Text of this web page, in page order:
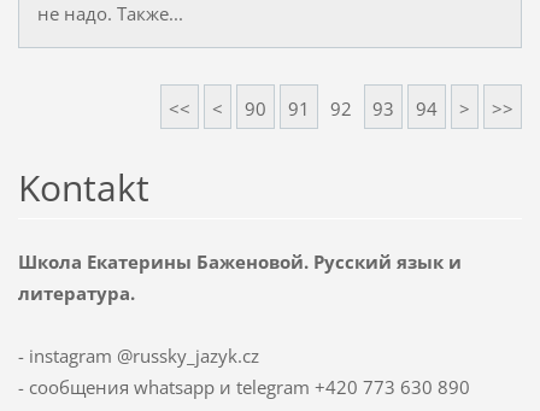
не надо. Также...
<< < 90 91 92 93 94 > >>
Kontakt
Школа Екатерины Баженовой. Русский язык и
литература.
- instagram @russky_jazyk.cz
- сообщения whatsapp и telegram +420 773 630 890